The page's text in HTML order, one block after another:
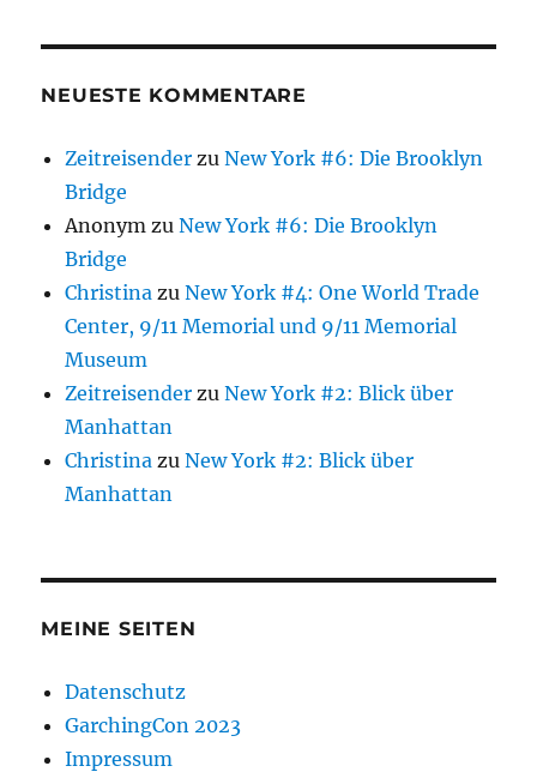
NEUESTE KOMMENTARE
Zeitreisender zuNew York #6: Die Brooklyn
Bridge
Anonym zuNew York #6: Die Brooklyn
Bridge
Christina zuNew York #4: One World Trade
Center, 9/11 Memorial und 9/11 Memorial
Museum
Zeitreisender zuNew York #2: Blick über
Manhattan
Christina zuNew York #2: Blick über
Manhattan
MEINE SEITEN
Datenschutz
GarchingCon 2023
Impressum